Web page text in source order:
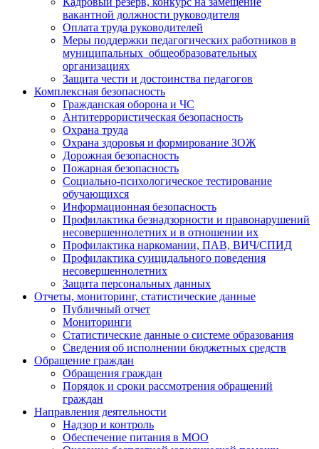
вакантной должности руководителя
Оплата труда руководителей
Меры поддержки педагогических работников в
муниципальных общеобразовательных
организациях
Защита чести и достоинства педагогов
Комплексная безопасность
Гражданская оборона и ЧС
Антитеррористическая безопасность
Охрана труда
Охрана здоровья и формирование ЗОЖ
Дорожная безопасность
Пожарная безопасность
Социально-психологическое тестирование
обучающихся
Информационная безопасность
Профилактика безнадзорности и правонарушений
несовершеннолетних и в отношении их
Профилактика наркомании, ПАВ, ВИЧ/СПИД
Профилактика суицидального поведения
несовершеннолетних
Защита персональных данных
Отчеты, мониторинг, статистические данные
Публичный отчет
Мониторинги
Статистические данные о системе образования
Сведения об исполнении бюджетных средств
Обращение граждан
Обращения граждан
Порядок и сроки рассмотрения обращений
граждан
Направления деятельности
Надзор и контроль
Обеспечение питания в МОО